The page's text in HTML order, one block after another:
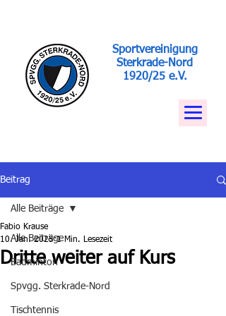
Sportvereinigung
Sterkrade-Nord
1920/25 e.V.
Beitrag
Alle Beiträge
Badminton
Spvgg. Sterkrade-Nord
Tischtennis
Alle Beiträge
Dritte weiter auf Kurs
Fabio Krause
10. Jan. 2025 1 Min. Lesezeit